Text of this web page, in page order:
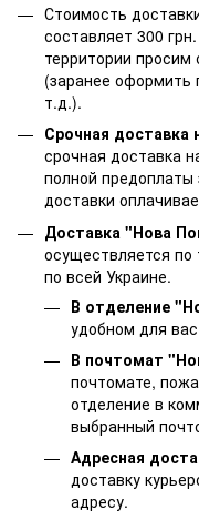
Стоимость
составляет 300
территории просим
(заранее оформить
т.д.).
Срочная доставка
срочная доставка
полной предоплаты
доставки
Доставка "Нова
осуществляется
по всей Украине.
В отделение
удобном для
В почтомат
почтомате,
отделение в
выбранный
Адресная
доставку
адресу.